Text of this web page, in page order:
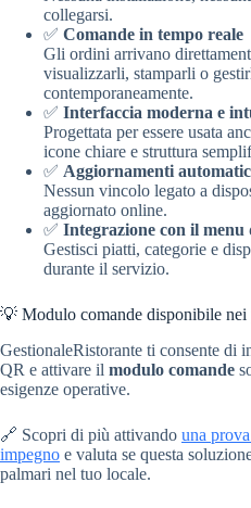
collegarsi.
✅ Comande in tempo reale
Gli ordini arrivano
visualizzarli, stamparli o
contemporaneamente.
✅ Interfaccia moderna e
Progettata per essere usata
icone chiare e struttura
✅ Aggiornamenti
Nessun vincolo legato a
aggiornato online.
✅ Integrazione con il
Gestisci piatti, categorie e
durante il servizio.
💡 Modulo comande disponibile nei
GestionaleRistorante ti consente di
QR e attivare il modulo comande
esigenze operative.
🔗 Scopri di più attivando una
impegno e valuta se questa
palmari nel tuo locale.